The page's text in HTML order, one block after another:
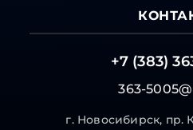
+7 (383)
363-
г. Новосибирск, пр.